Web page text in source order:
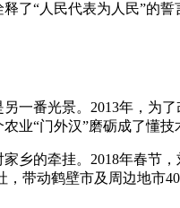
了“人民代表为人民”的誓
番光景。2013年，为了
业“门外汉”磨砺成了懂技
的牵挂。2018年春节，
，带动鹤壁市及周边地市